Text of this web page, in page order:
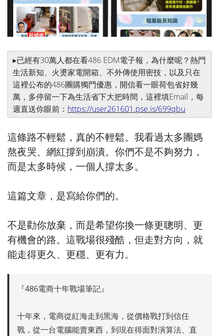
▸已經有30萬人都在看486 EDM電子報，為什麼呢？熱門
生活新知、火燙家電開箱、不外傳使用密技，以及只在
這裡公布的486團購獨門優惠，開信看一眼荷包省好幾
萬，多停留一下為生活省下大把時間，這裡填Email，每
週直送你眼前： https://user261601.pse.is/699qbu
這條路不輕鬆，真的不輕鬆。我看過太多團媽
熬夜哭、網紅撐到崩潰。你們不是不夠努力，
而是太多時候，一個人撐太多。
這篇文章，是寫給你們的。
不是勸你放棄，而是希望你換一條更聰明、更
有機會的路。這戰場很殘酷，但走對方向，就
能走得更久、更穩、更有力。
『486電商十年戰場筆記』
十年來，電商從紅海走到黑海，從價格戰打到信任
戰，從一台電腦能賣東西，到現在得面對演算法、直